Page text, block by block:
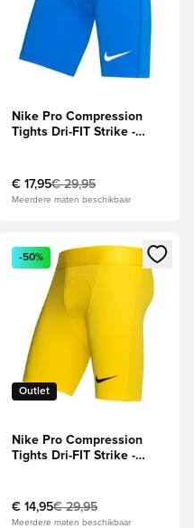
Nike Pro Compression
Tights Dri-FIT Strike -
€ 17,95€ 29,95
Meerdere maten beschikbaar
of je aan te melden als
Opent een venster om in te
Outlet
-50%
Nike Pro Compression
Tights Dri-FIT Strike -
€ 14,95€ 29,95
Meerdere maten beschikbaar